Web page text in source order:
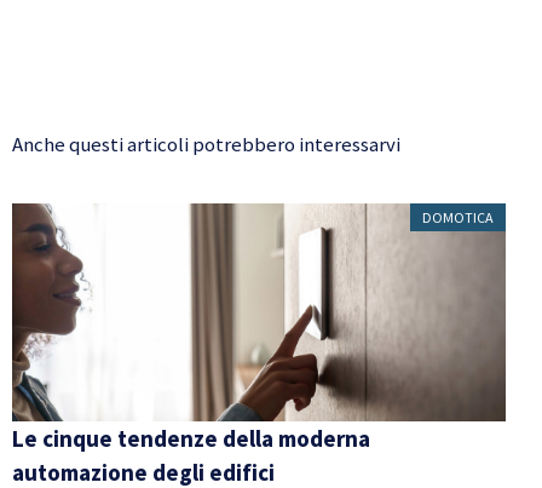
Anche questi articoli potrebbero interessarvi
DOMOTICA
Le cinque tendenze della moderna
automazione degli edifici